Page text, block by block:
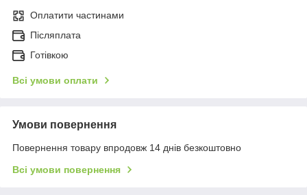
Оплатити частинами
Післяплата
Готівкою
Всі умови оплати
Умови повернення
Повернення товару впродовж 14 днів безкоштовно
Всі умови повернення